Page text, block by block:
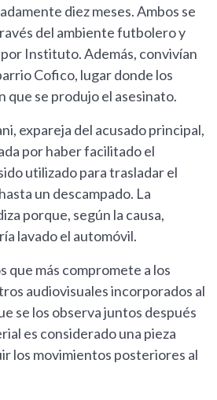
diez meses. Ambos se
del ambiente futbolero y
Instituto. Además, convivían
Cofico, lugar donde los
se produjo el asesinato.
expareja del acusado principal,
por haber facilitado el
utilizado para trasladar el
un descampado. La
porque, según la causa,
lavado el automóvil.
que más compromete a los
audiovisuales incorporados al
se los observa juntos después
es considerado una pieza
los movimientos posteriores al